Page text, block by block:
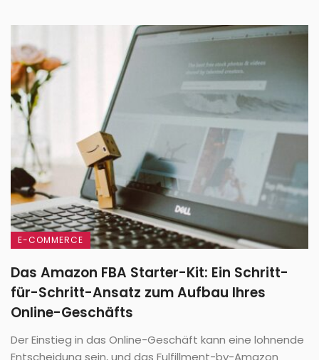
E-COMMERCE
Das Amazon FBA Starter-Kit: Ein Schritt-
für-Schritt-Ansatz zum Aufbau Ihres
Online-Geschäfts
Der Einstieg in das Online-Geschäft kann eine lohnende
Entscheidung sein, und das Fulfillment-by-Amazon